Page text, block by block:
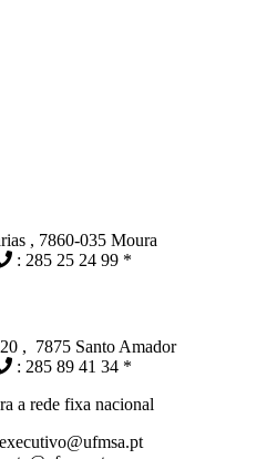
, 7860-035 Moura
: 285 25 24 99 *
, 7875 Santo Amador
: 285 89 41 34 *
a rede fixa nacional
executivo@ufmsa.pt